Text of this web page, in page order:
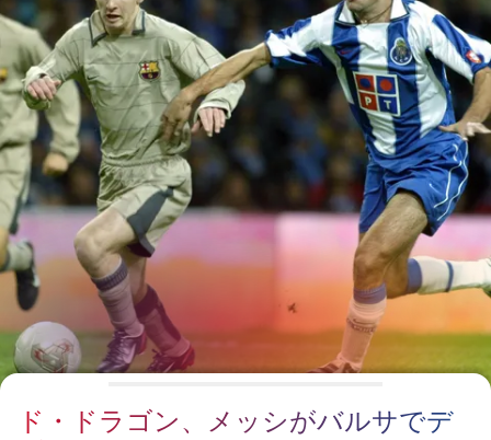
plusicon
label.aria.plus
バルサアカデミー
plusicon
label.aria.plus
10年毎
会長
レジェンド
監督
plusicon
label.aria.plus
プレスパス
Facilities
トップチーム
女子サッカー
plusicon
label.aria.plus
スケジュール
チケット
結果
順位表
バルサAtlètic
plusicon
label.aria.plus
スケジュール
チケット
結果
順位表
PLUSICON
LABEL.ARIA.PLUS
トップチーム
plusicon
label.aria.plus
スケジュール
チケット
結果
PLUSICON
LABEL.ARIA.PLUS
トップチーム
スケジュール
ド・ドラゴン、メッシがバルサでデ